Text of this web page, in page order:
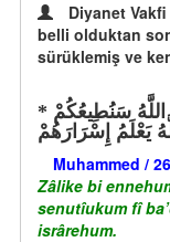
Diyanet
belli olduktan
sürüklemiş ve
يَعْلَمُ إِسْرَارَهُمْ
Muhammed /
Zâlike bi
senutîukum fî
isrârehum.